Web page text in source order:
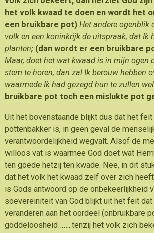
het volk kwaad te doen en wordt het
een bruikbare pot) Het andere ogenblik
volk en een koninkrijk de uitspraak, dat Ik
planten; (dan wordt er een bruikbare
Maar, doet het wat kwaad is in mijn ogen
stem te horen, dan zal Ik berouw hebben
waarmede Ik had gezegd hun te zullen
bruikbare pot toch een mislukte pot
Uit het bovenstaande blijkt dus dat het feit
pottenbakker is, in geen geval de
verantwoordelijkheid wegvalt. Alsof de
willoos vat is waarmee God doet wat
ten goede hetzij ten kwade. Nee, in dit
dat het volk het kwaad zelf over zich
is Gods antwoord op de onbekeerlijkheid
soevereiniteit van God blijkt uit het feit
veranderen aan het oordeel (onbruikbare
goddeloosheid……..tenzij het volk zich